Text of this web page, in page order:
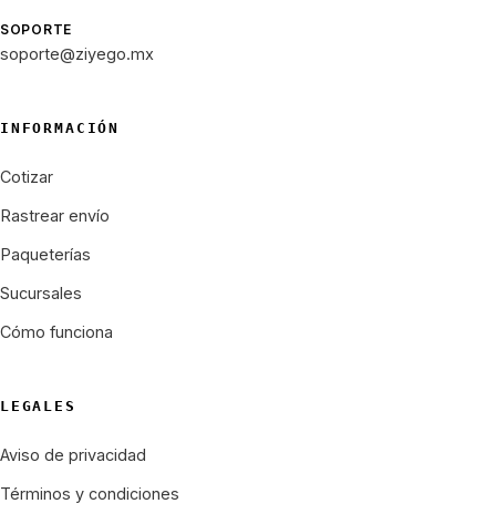
SOPORTE
soporte@ziyego.mx
INFORMACIÓN
Cotizar
Rastrear envío
Paqueterías
Sucursales
Cómo funciona
LEGALES
Aviso de privacidad
Términos y condiciones